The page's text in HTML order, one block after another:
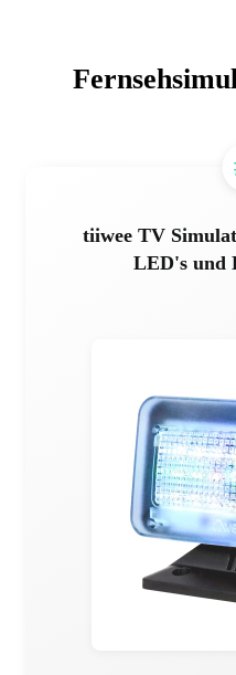
tiiwee TV
LED's und